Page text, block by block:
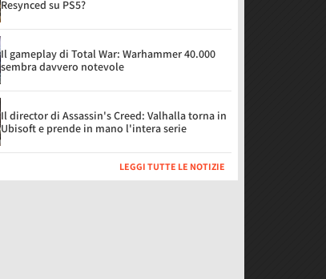
Resynced su PS5?
Il gameplay di Total War: Warhammer 40.000
sembra davvero notevole
Il director di Assassin's Creed: Valhalla torna in
Ubisoft e prende in mano l'intera serie
LEGGI TUTTE LE NOTIZIE